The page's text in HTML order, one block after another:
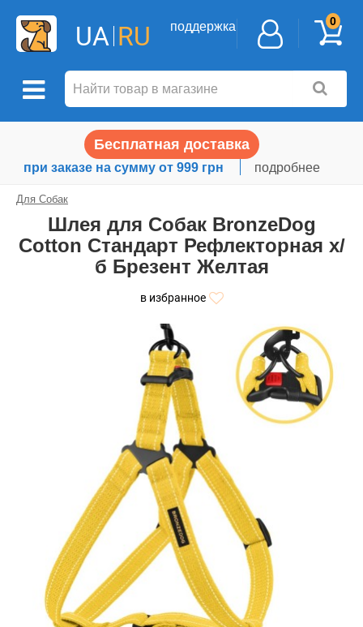
UA RU поддержка 0
Бесплатная доставка
при заказе на сумму от 999 грн подробнее
Для Собак
Шлея для Собак BronzeDog
Сotton Стандарт Рефлекторная х/
б Брезент Желтая
в избранное